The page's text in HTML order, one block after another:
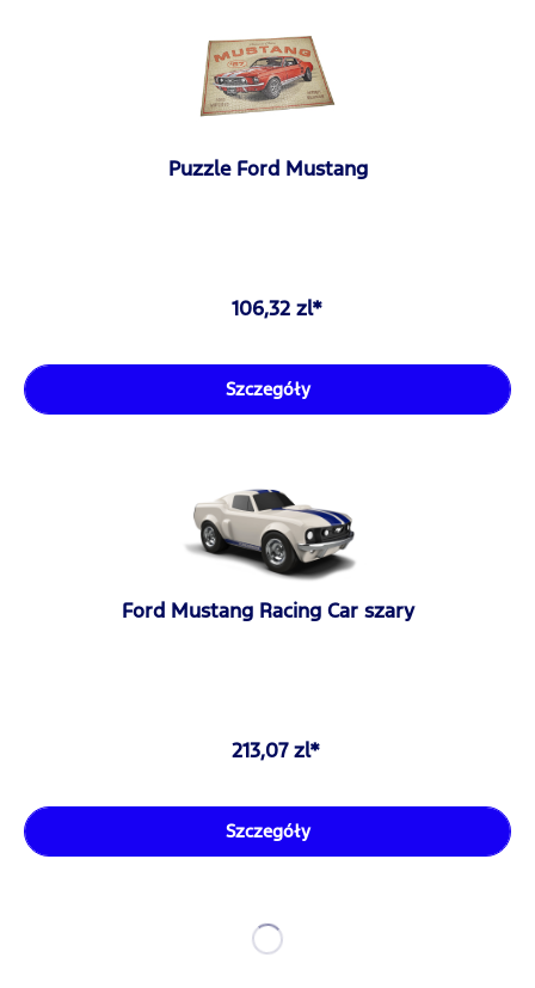
Puzzle Ford Mustang
106,32 zl*
Szczegóły
Ford Mustang Racing Car szary
213,07 zl*
Szczegóły